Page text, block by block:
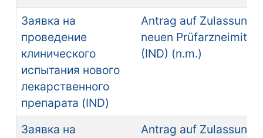
Заявка на
проведение
клинического
испытания нового
лекарственного
препарата (IND)
Antrag auf Zulassung
neuen
(IND) (n.m.)
Заявка на
Antrag auf Zulassung